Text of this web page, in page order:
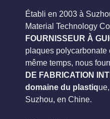
Établi en 2003 à
Material Technology
FOURNISSEUR À
plaques polycarbonate
même temps, nous
DE FABRICATION
domaine du plastiq
Suzhou, en Chine.